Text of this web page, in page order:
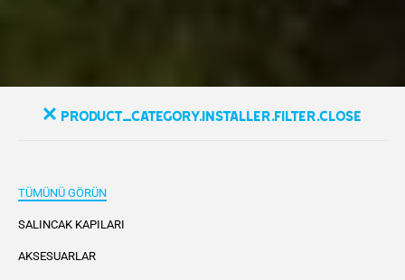
product_category.installer.filter.close
TÜMÜNÜ GÖRÜN
SALINCAK KAPILARI
AKSESUARLAR